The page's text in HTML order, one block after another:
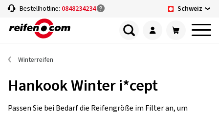
Bestellhotline: 0848234234 Schweiz
Winterreifen
Hankook Winter i*cept
Passen Sie bei Bedarf die Reifengröße im Filter an, um